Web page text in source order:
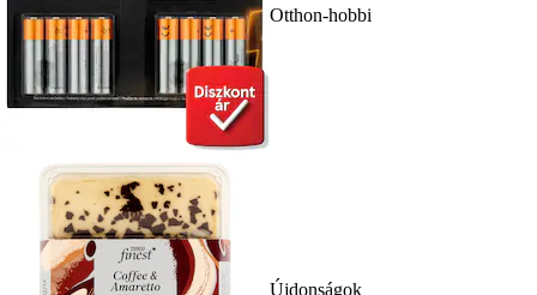
Otthon-hobbi
Újdonságok